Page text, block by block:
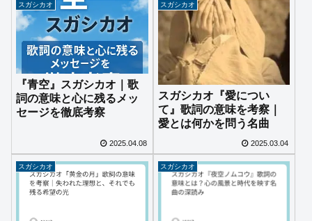
スガシカオ
『青空』スガシカオ｜歌
詞の意味と心に残るメッ
セージを徹底考察
2025.04.08
スガシカオ
スガシカオ『愛につい
て』歌詞の意味を考察｜
愛とは何かを問う名曲
2025.03.04
スガシカオ スガシカオ